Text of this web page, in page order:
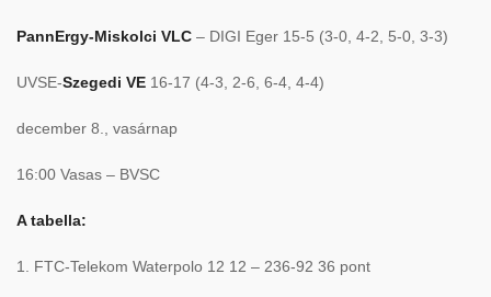
PannErgy-Miskolci VLC – DIGI Eger 15-5 (3-0, 4-2, 5-0, 3-3)
UVSE-Szegedi VE 16-17 (4-3, 2-6, 6-4, 4-4)
december 8., vasárnap
16:00 Vasas – BVSC
A tabella:
1. FTC-Telekom Waterpolo 12 12 – 236-92 36 pont